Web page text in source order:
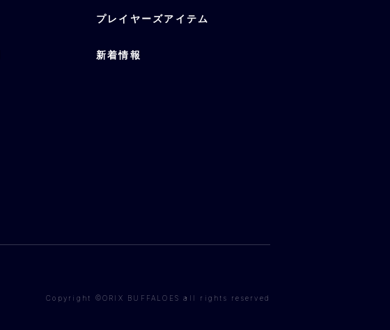
プレイヤーズアイテム
新着情報
Copyright ©ORIX BUFFALOES all rights reserved